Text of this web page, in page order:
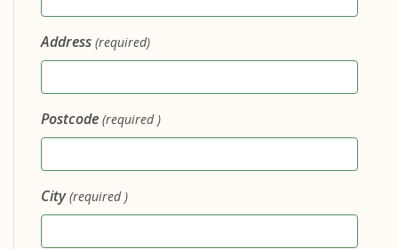
Address (required)
Postcode (required )
City (required )